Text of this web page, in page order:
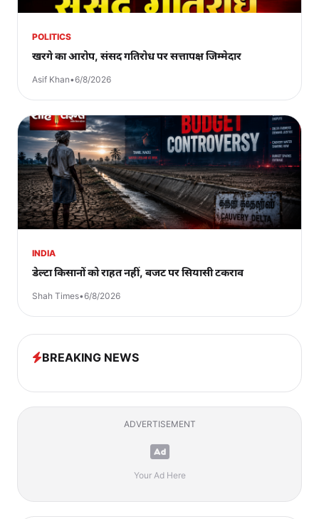
POLITICS
खरगे का आरोप, संसद गतिरोध पर सत्तापक्ष जिम्मेदार
Asif Khan•6/8/2026
INDIA
डेल्टा किसानों को राहत नहीं, बजट पर सियासी टकराव
Shah Times•6/8/2026
BREAKING NEWS
ADVERTISEMENT
Your Ad Here